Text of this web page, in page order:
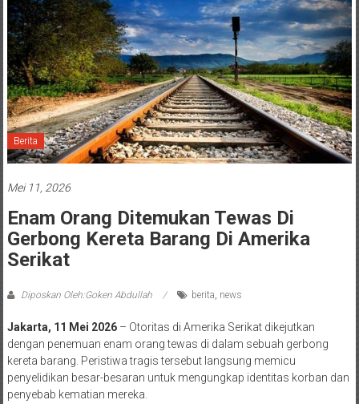
Berita
Mei 11, 2026
Enam Orang Ditemukan Tewas Di
Gerbong Kereta Barang Di Amerika
Serikat
Diposkan Oleh:Goken Abdullah berita news
Jakarta, 11 Mei 2026– Otoritas di Amerika Serikat dikejutkan
dengan penemuan enam orang tewas di dalam sebuah gerbong
kereta barang. Peristiwa tragis tersebut langsung memicu
penyelidikan besar-besaran untuk mengungkap identitas korban dan
penyebab kematian mereka.